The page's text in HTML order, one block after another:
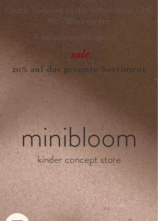
Gratis Versand in die Schweiz ab CHF
99.- Warenwert.
minibloom
sale
20% auf das gesamte Sortiment
kinder concept store
info@minibloom.ch